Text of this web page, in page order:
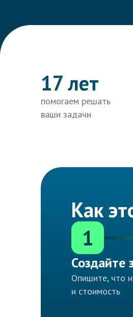
17 лет
помогаем решать
ваши задачи
Как
1
Создайте
Опишите, что
и стоимость